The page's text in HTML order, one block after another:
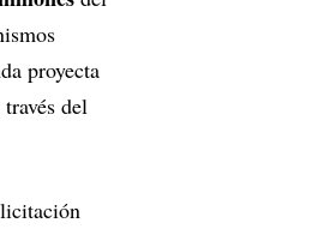
proyecta
del